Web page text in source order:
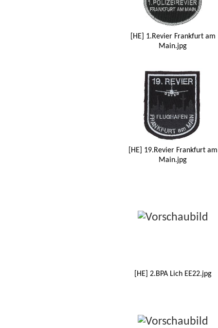
[HE] 1.Revier Frankfurt am
Main.jpg
[HE] 19.Revier Frankfurt am
Main.jpg
[HE] 2.BPA Lich EE22.jpg